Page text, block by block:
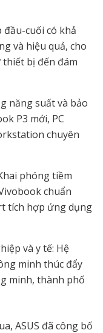
đầu-cuối có khả
và hiệu quả, cho
bị đến đám
năng suất và bảo
P3 mới, PC
chuyên
phóng tiềm
chuẩn
tích hợp ứng dụng
và y tế: Hệ
minh thúc đẩy
minh, thành phố
ASUS đã công bố